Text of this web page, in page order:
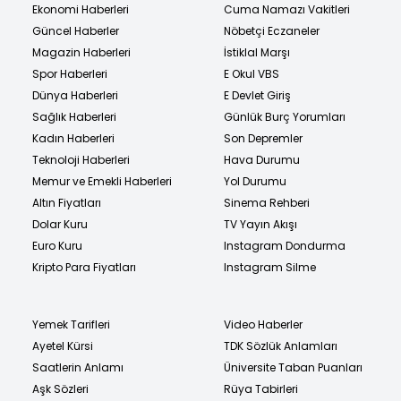
Ekonomi Haberleri
Güncel Haberler
Magazin Haberleri
Spor Haberleri
Dünya Haberleri
Sağlık Haberleri
Kadın Haberleri
Teknoloji Haberleri
Memur ve Emekli Haberleri
Altın Fiyatları
Dolar Kuru
Euro Kuru
Kripto Para Fiyatları
Cuma Namazı Vakitleri
Nöbetçi Eczaneler
İstiklal Marşı
E Okul VBS
E Devlet Giriş
Günlük Burç Yorumları
Son Depremler
Hava Durumu
Yol Durumu
Sinema Rehberi
TV Yayın Akışı
Instagram Dondurma
Instagram Silme
Yemek Tarifleri
Ayetel Kürsi
Saatlerin Anlamı
Aşk Sözleri
Video Haberler
TDK Sözlük Anlamları
Üniversite Taban Puanları
Rüya Tabirleri